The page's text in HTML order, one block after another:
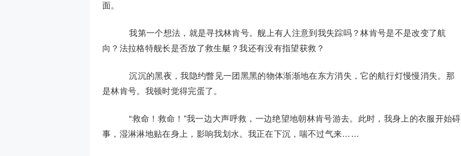
面。
我第一个想法，就是寻找林肯号。舰上有人注意到我失踪吗？林肯号是不是改变了航
向？法拉格特舰长是否放了救生艇？我还有没有指望获救？
沉沉的黑夜，我隐约瞥见一团黑黑的物体渐渐地在东方消失，它的航行灯慢慢消失。那
是林肯号。我顿时觉得完蛋了。
“救命！救命！”我一边大声呼救，一边绝望地朝林肯号游去。此时，我身上的衣服开始碍
事，湿淋淋地贴在身上，影响我划水。我正在下沉，喘不过气来……